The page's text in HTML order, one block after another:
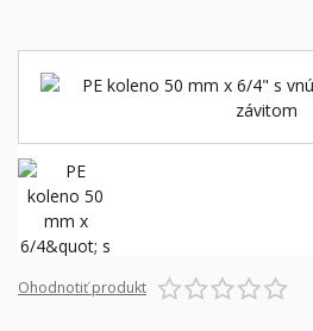
Ohodnotiť produkt